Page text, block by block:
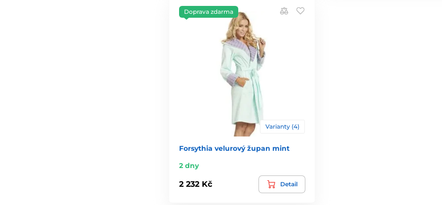
Doprava zdarma
Varianty (4)
Forsythia velurový župan mint
2 dny
2 232 Kč Detail